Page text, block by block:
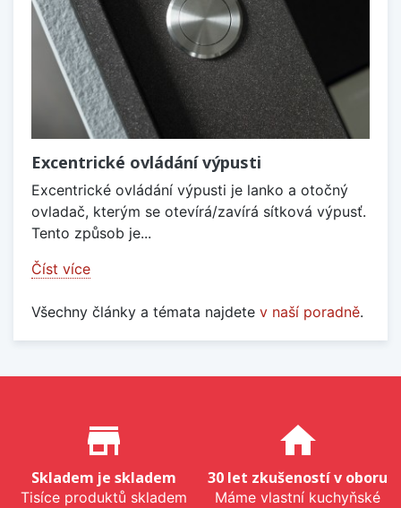
Excentrické ovládání výpusti
Excentrické ovládání výpusti je lanko a otočný
ovladač, kterým se otevírá/zavírá sítková výpusť.
Tento způsob je...
Číst více
Všechny články a témata najdete v naší poradně.
Proč nakupovat u nás?
store_mall_directory
Skladem je skladem
Tisíce produktů skladem
home
30 let zkušeností v oboru
Máme vlastní kuchyňské